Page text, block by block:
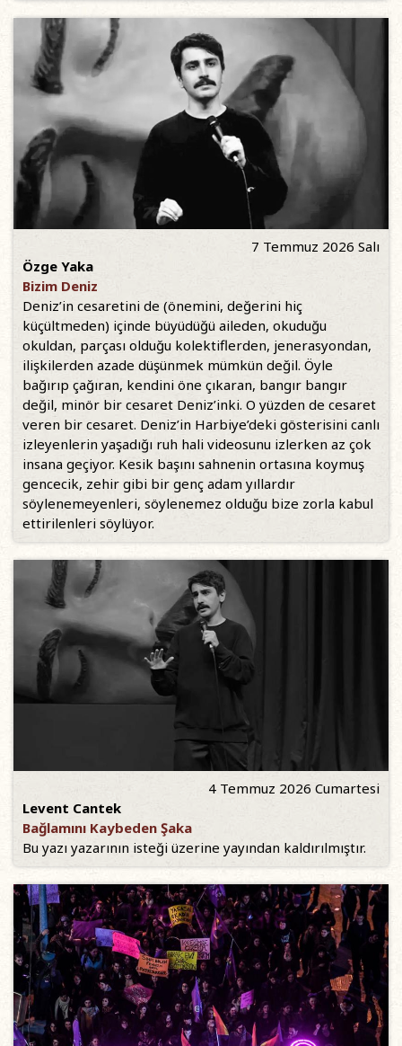
7 Temmuz 2026 Salı
Özge Yaka
Bizim Deniz
Deniz’in cesaretini de (önemini, değerini hiç
küçültmeden) içinde büyüdüğü aileden, okuduğu
okuldan, parçası olduğu kolektiflerden, jenerasyondan,
ilişkilerden azade düşünmek mümkün değil. Öyle
bağırıp çağıran, kendini öne çıkaran, bangır bangır
değil, minör bir cesaret Deniz’inki. O yüzden de cesaret
veren bir cesaret. Deniz’in Harbiye’deki gösterisini canlı
izleyenlerin yaşadığı ruh hali videosunu izlerken az çok
insana geçiyor. Kesik başını sahnenin ortasına koymuş
gencecik, zehir gibi bir genç adam yıllardır
söylenemeyenleri, söylenemez olduğu bize zorla kabul
ettirilenleri söylüyor.
4 Temmuz 2026 Cumartesi
Levent Cantek
Bağlamını Kaybeden Şaka
Bu yazı yazarının isteği üzerine yayından kaldırılmıştır.